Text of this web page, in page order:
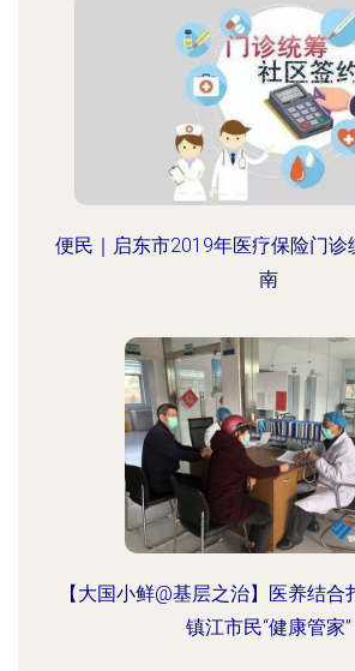
便民｜启东市2019年医疗保险门诊
南
【大国小鲜@基层之治】医养结
镇江市民“健康管家”